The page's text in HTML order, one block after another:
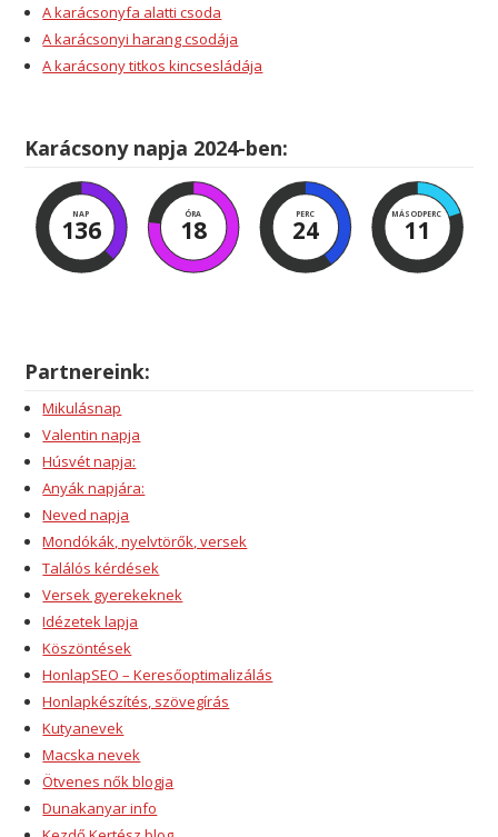
A karácsonyfa alatti csoda
A karácsonyi harang csodája
A karácsony titkos kincsesládája
Karácsony napja 2024-ben:
NAP
136
ÓRA
18
PERC
24
MÁSODPERC
11
Partnereink:
Mikulásnap
Valentin napja
Húsvét napja:
Anyák napjára:
Neved napja
Mondókák, nyelvtörők, versek
Találós kérdések
Versek gyerekeknek
Idézetek lapja
Köszöntések
HonlapSEO – Keresőoptimalizálás
Honlapkészítés, szövegírás
Kutyanevek
Macska nevek
Ötvenes nők blogja
Dunakanyar info